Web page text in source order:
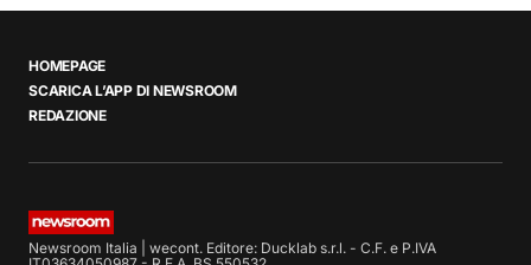
HOMEPAGE
SCARICA L’APP DI NEWSROOM
REDAZIONE
Newsroom Italia | wecont. Editore: Ducklab s.r.l. - C.F. e P.IVA